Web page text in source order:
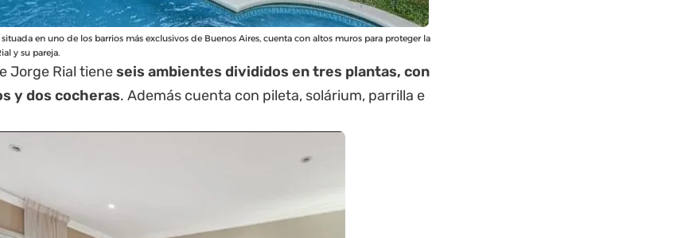
en uno de los barrios más exclusivos de Buenos Aires, cuenta con altos muros para proteger la
y su pareja.
Jorge Rial tieneseis ambientes divididos en tres plantas, con
y dos cocheras. Además cuenta con pileta, solárium, parrilla e